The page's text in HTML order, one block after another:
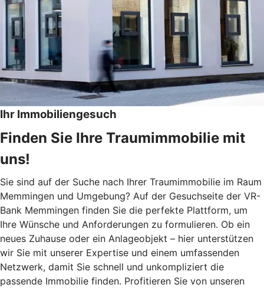
Ihr Immobiliengesuch
Finden Sie Ihre Traumimmobilie mit
uns!
Sie sind auf der Suche nach Ihrer Traumimmobilie im Raum
Memmingen und Umgebung? Auf der Gesuchseite der VR-
Bank Memmingen finden Sie die perfekte Plattform, um
Ihre Wünsche und Anforderungen zu formulieren. Ob ein
neues Zuhause oder ein Anlageobjekt – hier unterstützen
wir Sie mit unserer Expertise und einem umfassenden
Netzwerk, damit Sie schnell und unkompliziert die
passende Immobilie finden. Profitieren Sie von unseren